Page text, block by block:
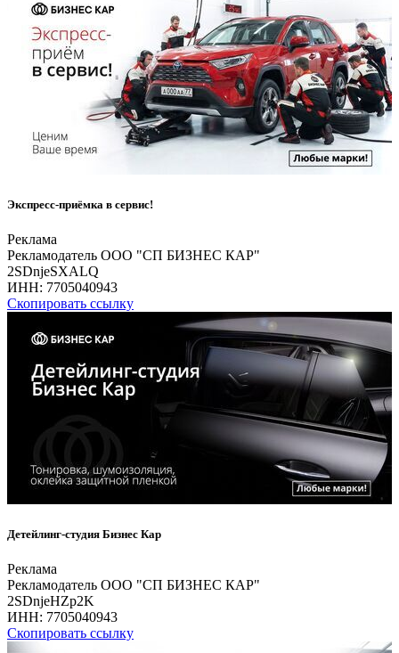
Экспресс-приёмка в сервис!
Реклама
Рекламодатель ООО "СП БИЗНЕС КАР"
2SDnjeSXALQ
ИНН: 7705040943
Скопировать ссылку
Детейлинг-студия Бизнес Кар
Реклама
Рекламодатель ООО "СП БИЗНЕС КАР"
2SDnjeHZp2K
ИНН: 7705040943
Скопировать ссылку